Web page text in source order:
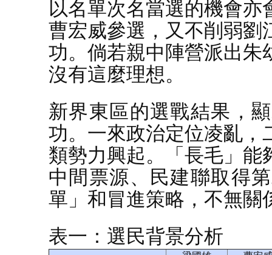
以名單次名當選的機會亦
曹宏威參選，又不削弱劉
功。倘若親中陣營派出朱
沒有這麼理想。
新界東區的選戰結果，
功。一來政治定位凌亂，
類勢力興起。「長毛」能
中間票源、民建聯取得
單」和冒進策略，不無關
表一：選民背景分析